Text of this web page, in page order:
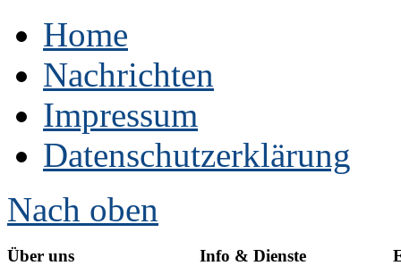
Home
Nachrichten
Impressum
Datenschutzerklärung
Nach oben
Über uns Info & Dienste